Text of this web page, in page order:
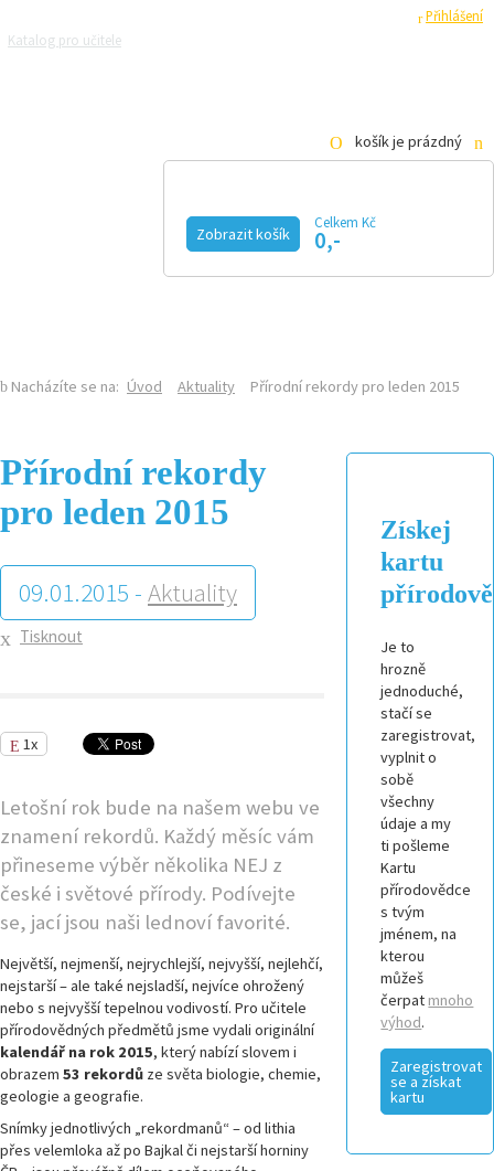
Přihlášení
Katalog pro učitele
košík je prázdný
Zobrazit košík
Celkem Kč
0,-
Nacházíte se na: Úvod Aktuality Přírodní rekordy pro leden 2015
Přírodní rekordy
pro leden 2015
09.01.2015 - Aktuality
Tisknout
1x
Letošní rok bude na našem webu ve
znamení rekordů. Každý měsíc vám
přineseme výběr několika NEJ z
české i světové přírody. Podívejte
se, jací jsou naši lednoví favorité.
Největší, nejmenší, nejrychlejší, nejvyšší, nejlehčí,
nejstarší – ale také nejsladší, nejvíce ohrožený
nebo s nejvyšší tepelnou vodivostí. Pro učitele
přírodovědných předmětů jsme vydali originální
kalendář na rok 2015, který nabízí slovem i
obrazem 53 rekordů ze světa biologie, chemie,
geologie a geografie.
Snímky jednotlivých „rekordmanů“ – od lithia
přes velemloka až po Bajkal či nejstarší horniny
Získej
kartu
Je to
hrozně
jednoduché,
stačí se
zaregistrovat,
vyplnit o
sobě
všechny
údaje a my
ti pošleme
Kartu
přírodovědce
s tvým
jménem, na
kterou
můžeš
čerpat mnoho
výhod.
Zaregistrovat
se a získat
kartu